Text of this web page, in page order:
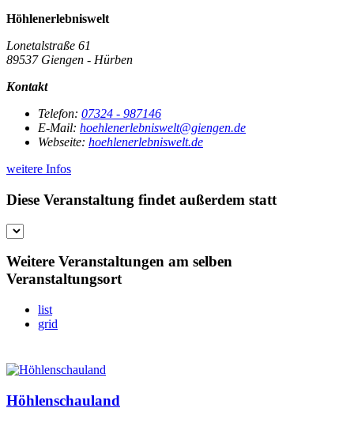
Höhlenerlebniswelt
Lonetalstraße 61
89537 Giengen - Hürben
Kontakt
Telefon: 07324 - 987146
E-Mail: hoehlenerlebniswelt@giengen.de
Webseite: hoehlenerlebniswelt.de
weitere Infos
Diese Veranstaltung findet außerdem statt
Weitere Veranstaltungen am selben
Veranstaltungsort
list
grid
Höhlenschauland